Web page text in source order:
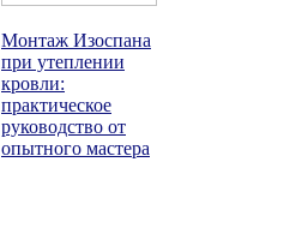
Монтаж Изоспана
при утеплении
кровли:
практическое
руководство от
опытного мастера